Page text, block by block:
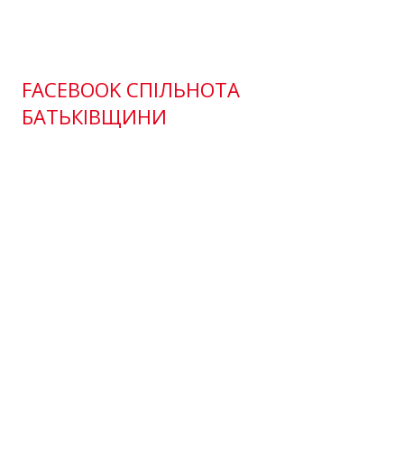
FACEBOOK СПІЛЬНОТА
БАТЬКІВЩИНИ